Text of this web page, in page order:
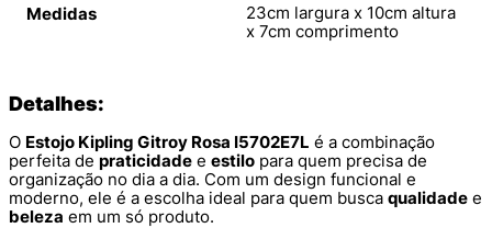
Medidas
23cm largura x 10cm altura
x 7cm comprimento
Detalhes:
O Estojo Kipling Gitroy Rosa I5702E7L é a combinação
perfeita de praticidade e estilo para quem precisa de
organização no dia a dia. Com um design funcional e
moderno, ele é a escolha ideal para quem busca qualidade e
beleza em um só produto.